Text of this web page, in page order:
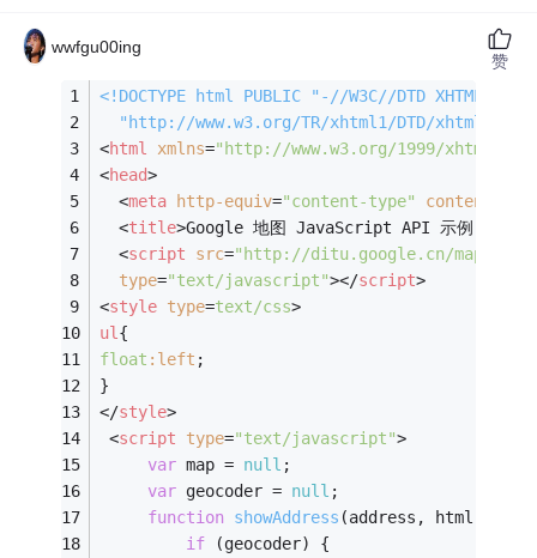
wwfgu00ing
<!DOCTYPE html PUBLIC
"-//W3C//DTD XHTML
"http://www.w3.org/TR/xhtml1/DTD/xhtml1-
<html xmlns="http://www.w3.org/1999/xhtml"
<head>
<meta http-equiv="content-type" content
<title>Google 地图 JavaScript API 示例: 定制
<script src="http://ditu.google.cn/
type="text/javascript"></script>
<style type=text/css>
ul {
float :left ;
}
</style>
<script type="text/javascript">
var map = null ;
var geocoder = null ;
function showAddress (address, html,
if (geocoder) {
赞